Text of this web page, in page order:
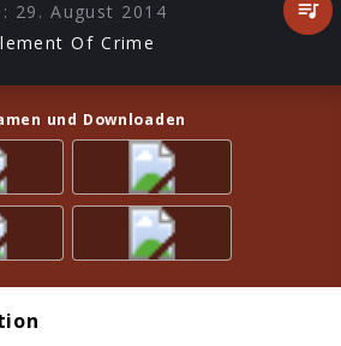
29. August 2014
Of Crime
und Downloaden